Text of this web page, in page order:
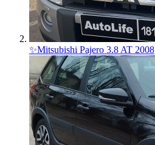
✨Mitsubishi Pajero 3.8 AT 2008